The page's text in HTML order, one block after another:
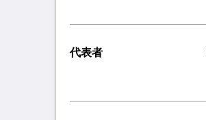
代表者